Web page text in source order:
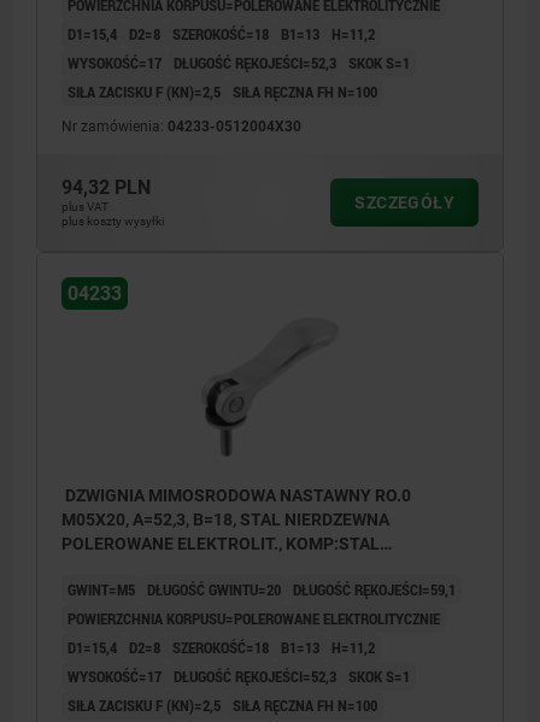
POWIERZCHNIA KORPUSU=POLEROWANE ELEKTROLITYCZNIE
D1=15,4
D2=8 SZEROKOŚĆ=18 B1=13
H=11,2
WYSOKOŚĆ=17
DŁUGOŚĆ RĘKOJEŚCI=52,3
SKOK S=1
SIŁA ZACISKU F (KN)=2,5
SIŁA RĘCZNA FH N=100
Nr zamówienia: 04233-0512004X30
94,32 PLN
plus VAT
plus koszty wysyłki
SZCZEGÓŁY
04233
DZWIGNIA MIMOSRODOWA NASTAWNY RO.0
M05X20, A=52,3, B=18, STAL NIERDZEWNA
POLEROWANE ELEKTROLIT., KOMP:STAL
GWINT=M5 DŁUGOŚĆ GWINTU=20
DŁUGOŚĆ RĘKOJEŚCI=59,1
POWIERZCHNIA KORPUSU=POLEROWANE ELEKTROLITYCZNIE
D1=15,4
D2=8 SZEROKOŚĆ=18 B1=13
H=11,2
WYSOKOŚĆ=17
DŁUGOŚĆ RĘKOJEŚCI=52,3
SKOK S=1
SIŁA ZACISKU F (KN)=2,5
SIŁA RĘCZNA FH N=100